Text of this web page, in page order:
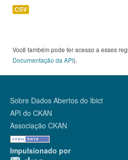
CSV
Você também pode ter acesso a esses
Documentação da API).
Sobre Dados Abertos do Ibict
API do CKAN
Associação CKAN
Impulsionado por